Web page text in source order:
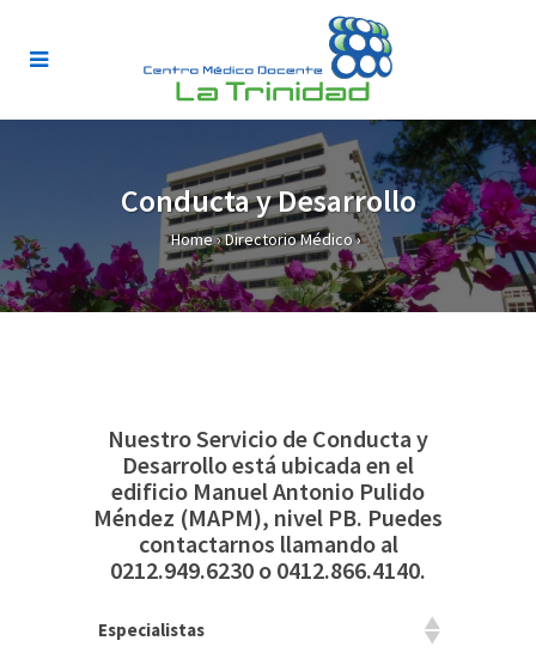
Conducta y Desarrollo
Home›Directorio Médico›
Nuestro Servicio de Conducta y
Desarrollo está ubicada en el
edificio Manuel Antonio Pulido
Méndez (MAPM), nivel PB. Puedes
contactarnos llamando al
0212.949.6230 o 0412.866.4140.
Especialistas